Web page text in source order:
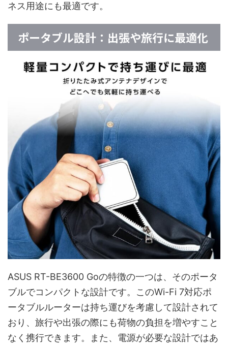
ネス用途にも最適です。
ポータブル設計：出張や旅行に最適化
ASUS RT-BE3600 Goの特徴の一つは、そのポータ
ブルでコンパクトな設計です。このWi-Fi 7対応ポ
ータブルルーターは持ち運びを考慮して設計されて
おり、旅行や出張の際にも荷物の負担を増やすこと
なく携行できます。また、電源が必要な設計ではあ